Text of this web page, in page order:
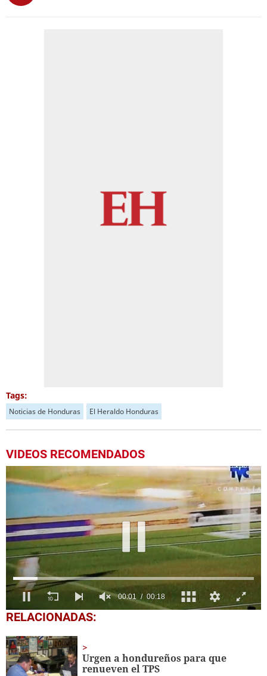
Tags:
Noticias de Honduras El Heraldo Honduras
VIDEOS RECOMENDADOS
0
seconds
18
seconds
RELACIONADAS:
Urgen a hondureños para que
renueven el TPS